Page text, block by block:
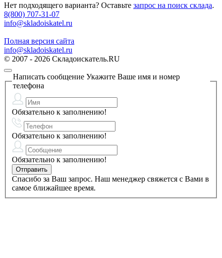
Нет подходящего варианта? Оставьте запрос на поиск склада.
8(800) 707-31-07
info@skladoiskatel.ru
Полная версия сайта
info@skladoiskatel.ru
© 2007 - 2026 Складоискатель.RU
Написать сообщение Укажите Ваше имя и номер
телефона
Обязательно к заполнению!
Обязательно к заполнению!
Обязательно к заполнению!
Спасибо за Ваш запрос. Наш менеджер свяжется с Вами в
самое ближайшее время.